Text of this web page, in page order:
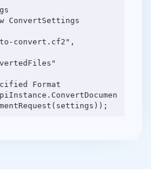
ConvertSettings
convert.cf2",
Format